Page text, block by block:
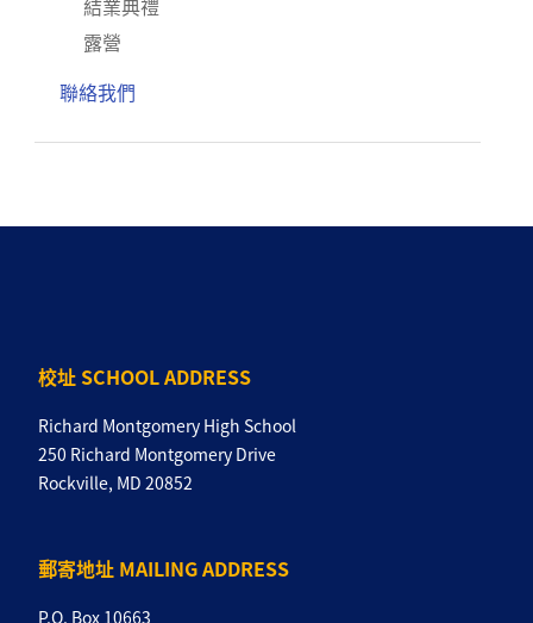
結業典禮
露營
聯絡我們
校址 SCHOOL ADDRESS
Richard Montgomery High School
250 Richard Montgomery Drive
Rockville, MD 20852
郵寄地址 MAILING ADDRESS
P.O. Box 10663